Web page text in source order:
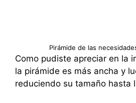
Pirámide de las
Como pudiste apreciar en la
la pirámide es más ancha y
reduciendo su tamaño hasta